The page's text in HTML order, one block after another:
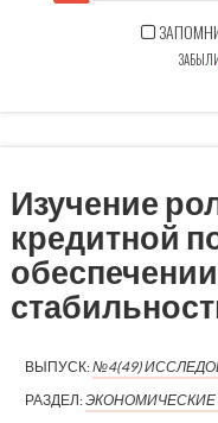
Изучение
кредитной
ВЫПУСК:№4(49)
РАЗДЕЛ:ЭКОНОМИЧЕСКИЕ